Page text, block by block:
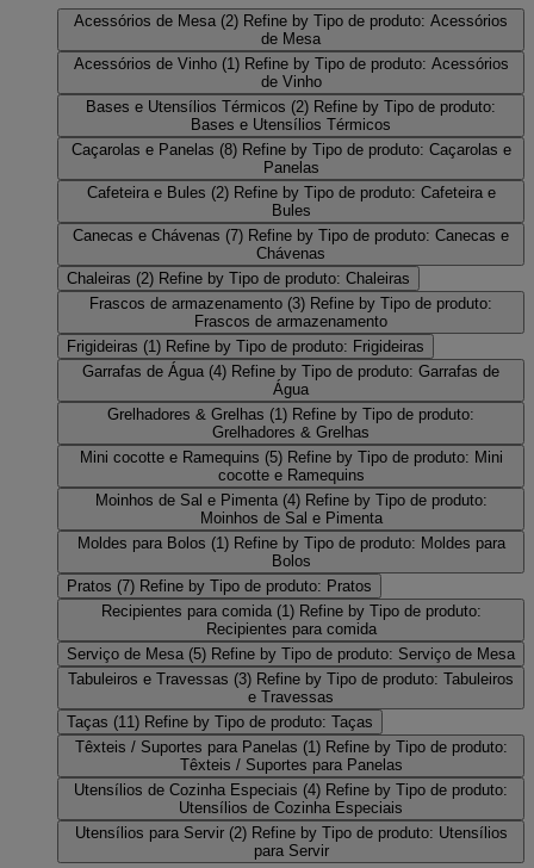
Acessórios de Mesa (2) Refine by Tipo de produto: Acessórios
de Mesa
Acessórios de Vinho (1) Refine by Tipo de produto: Acessórios
de Vinho
Bases e Utensílios Térmicos (2) Refine by Tipo de produto:
Bases e Utensílios Térmicos
Caçarolas e Panelas (8) Refine by Tipo de produto: Caçarolas e
Panelas
Cafeteira e Bules (2) Refine by Tipo de produto: Cafeteira e
Bules
Canecas e Chávenas (7) Refine by Tipo de produto: Canecas e
Chávenas
Chaleiras (2) Refine by Tipo de produto: Chaleiras
Frascos de armazenamento (3) Refine by Tipo de produto:
Frascos de armazenamento
Frigideiras (1) Refine by Tipo de produto: Frigideiras
Garrafas de Água (4) Refine by Tipo de produto: Garrafas de
Água
Grelhadores & Grelhas (1) Refine by Tipo de produto:
Grelhadores & Grelhas
Mini cocotte e Ramequins (5) Refine by Tipo de produto: Mini
cocotte e Ramequins
Moinhos de Sal e Pimenta (4) Refine by Tipo de produto:
Moinhos de Sal e Pimenta
Moldes para Bolos (1) Refine by Tipo de produto: Moldes para
Bolos
Pratos (7) Refine by Tipo de produto: Pratos
Recipientes para comida (1) Refine by Tipo de produto:
Recipientes para comida
Serviço de Mesa (5) Refine by Tipo de produto: Serviço de Mesa
Tabuleiros e Travessas (3) Refine by Tipo de produto: Tabuleiros
e Travessas
Taças (11) Refine by Tipo de produto: Taças
Têxteis / Suportes para Panelas (1) Refine by Tipo de produto:
Têxteis / Suportes para Panelas
Utensílios de Cozinha Especiais (4) Refine by Tipo de produto:
Utensílios de Cozinha Especiais
Utensílios para Servir (2) Refine by Tipo de produto: Utensílios
para Servir